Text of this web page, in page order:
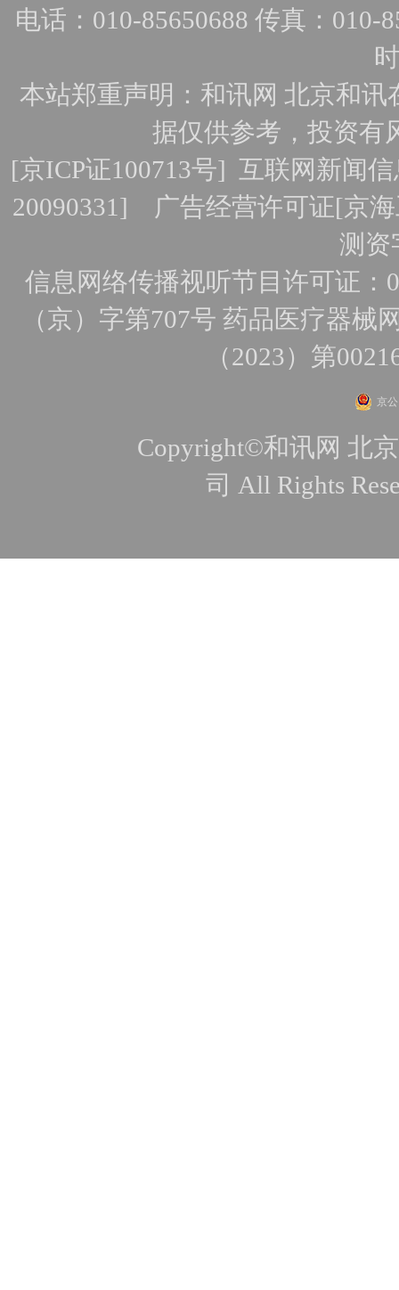
电话：010-85650688 传真：010-
本站郑重声明：和讯网 北京和
据仅供参考，投资有
[京ICP证100713号]互联网新闻
20090331] 广告经营许可证[京
测资
信息网络传播视听节目许可证：
（京）字第707号 药品医疗器械
（2023）第
京
Copyright©和讯网 北
司 All Rights